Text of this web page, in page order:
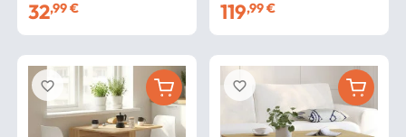
32,99 €
favorite_border
119,99 €
favorite_border